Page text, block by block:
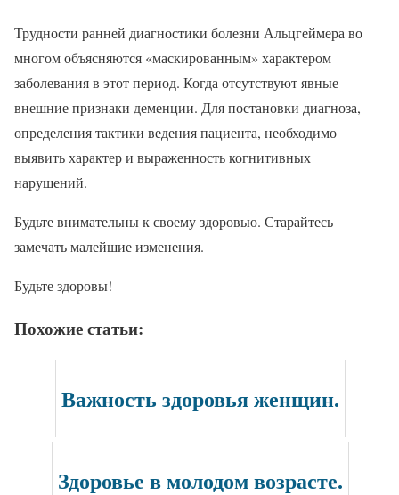
Трудности ранней диагностики болезни Альцгеймера во
многом объясняются «маскированным» характером
заболевания в этот период. Когда отсутствуют явные
внешние признаки деменции. Для постановки диагноза,
определения тактики ведения пациента, необходимо
выявить характер и выраженность когнитивных
нарушений.
Будьте внимательны к своему здоровью. Старайтесь
замечать малейшие изменения.
Будьте здоровы!
Похожие статьи:
Важность здоровья женщин.
Здоровье в молодом возрасте.